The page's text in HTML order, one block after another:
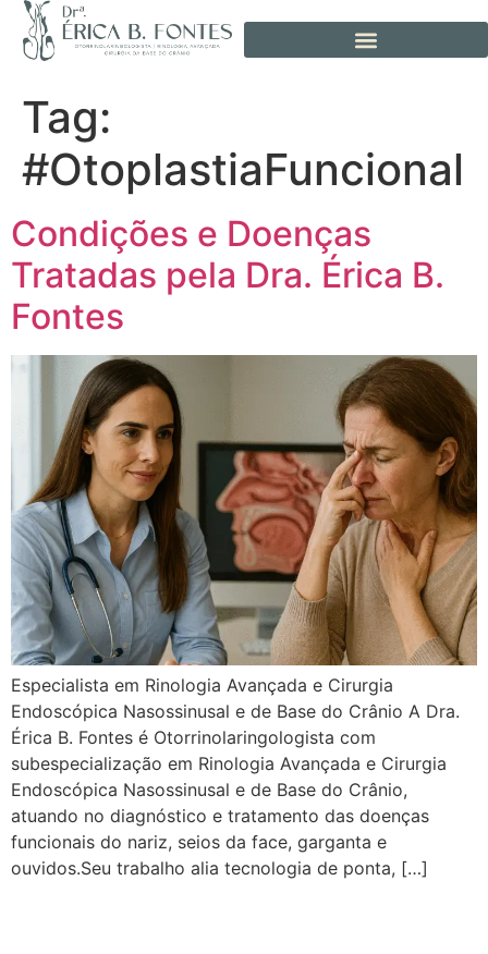
Tag:
#OtoplastiaFuncional
Condições e Doenças
Tratadas pela Dra. Érica B.
Fontes
Especialista em Rinologia Avançada e Cirurgia
Endoscópica Nasossinusal e de Base do Crânio A Dra.
Érica B. Fontes é Otorrinolaringologista com
subespecialização em Rinologia Avançada e Cirurgia
Endoscópica Nasossinusal e de Base do Crânio,
atuando no diagnóstico e tratamento das doenças
funcionais do nariz, seios da face, garganta e
ouvidos.Seu trabalho alia tecnologia de ponta, […]